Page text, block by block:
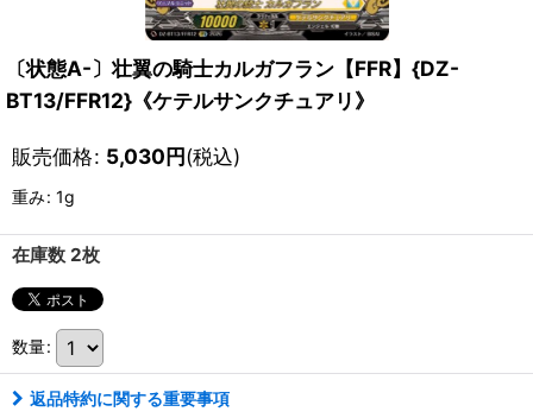
〔状態A-〕壮翼の騎士カルガフラン【FFR】{DZ-
BT13/FFR12}《ケテルサンクチュアリ》
販売価格: 5,030円(税込)
重み: 1g
在庫数 2枚
数量:
返品特約に関する重要事項